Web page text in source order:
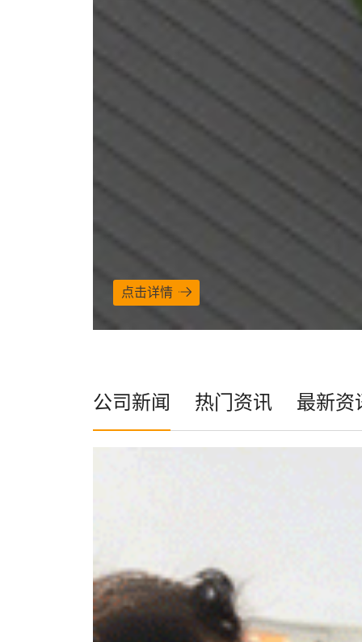
点击详情
公司新闻 热门资讯 最新资